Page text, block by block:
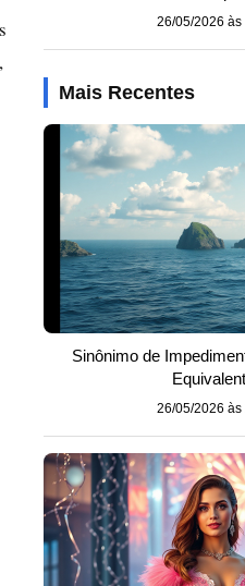
26/05/2026 às
Mais Recentes
Sinônimo de
26/05/2026 às